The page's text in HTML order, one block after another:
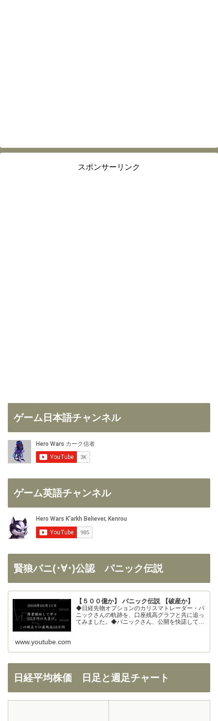
スポンサーリンク
ゲーム日本語チャンネル
ゲーム英語チャンネル
賢狼パニ(･∀･)公認 パニック伝説
【５００億か】 パニック伝説 【破産か】
◆日経先物オプションのカリスマトレーダー・パ
ニックさんの軌跡を、口座残高グラフと共に追っ
てみました。◆パニックさん、公開を快諾してく
www.youtube.com
日経平均株価 日足と週足チャート